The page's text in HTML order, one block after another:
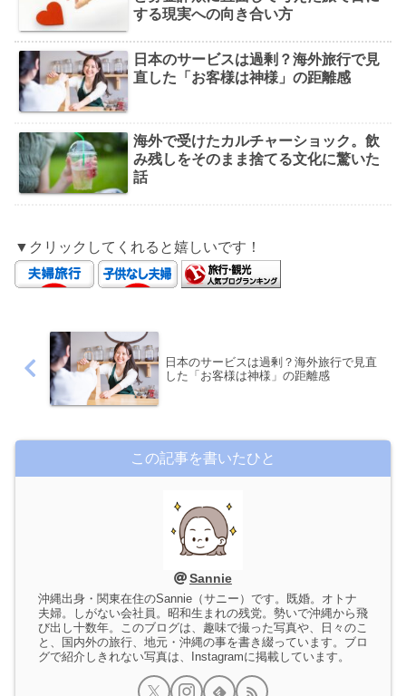
する現実への向き合い方
日本のサービスは過剰？海外旅行で見
直した「お客様は神様」の距離感
海外で受けたカルチャーショック。飲
み残しをそのまま捨てる文化に驚いた
話
▼クリックしてくれると嬉しいです！
日本のサービスは過剰？海外旅行で見直
した「お客様は神様」の距離感
この記事を書いたひと
Sannie
沖縄出身・関東在住のSannie（サニー）です。既婚。オトナ
夫婦。しがない会社員。昭和生まれの残党。勢いで沖縄から飛
び出し十数年。このブログは、趣味で撮った写真や、日々のこ
と、国内外の旅行、地元・沖縄の事を書き綴っています。ブロ
グで紹介しきれない写真は、Instagramに掲載しています。